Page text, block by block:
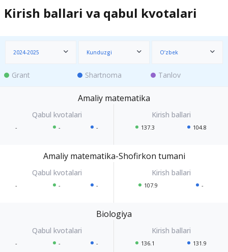
Kirish ballari va qabul kvotalari
2024-2025 Kunduzgi O‘zbek
Grant Shartnoma Tanlov
Amaliy matematika
- - - 137.3 104.8
Amaliy matematika-Shofirkon tumani
- - - 107.9 -
Biologiya
- - - 136.1 131.9